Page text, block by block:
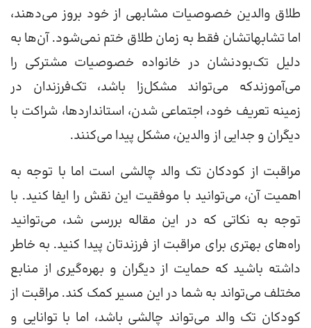
طلاق والدین خصوصیات مشابهی از خود بروز می‌دهند،
اما تشابهاتشان فقط به زمان طلاق ختم نمی‌شود. آن‌ها به
دلیل تک‌بودنشان در خانواده خصوصیات مشترکی را
می‌آموزندکه می‌تواند مشکل‌زا باشد، تک‌فرزندان در
زمینه تعریف خود، اجتماعی شدن، استانداردها، شراکت با
دیگران و جدایی از والدین، مشکل پیدا می‌کنند.
مراقبت از کودکان تک والد چالشی است اما با توجه به
اهمیت آن، می‌توانید با موفقیت این نقش را ایفا کنید. با
توجه به نکاتی که در این مقاله بررسی شد، می‌توانید
راه‌های بهتری برای مراقبت از فرزندتان پیدا کنید. به خاطر
داشته باشید که حمایت از دیگران و بهره‌گیری از منابع
مختلف می‌تواند به شما در این مسیر کمک کند. مراقبت از
کودکان تک والد می‌تواند چالشی باشد، اما با توانایی و